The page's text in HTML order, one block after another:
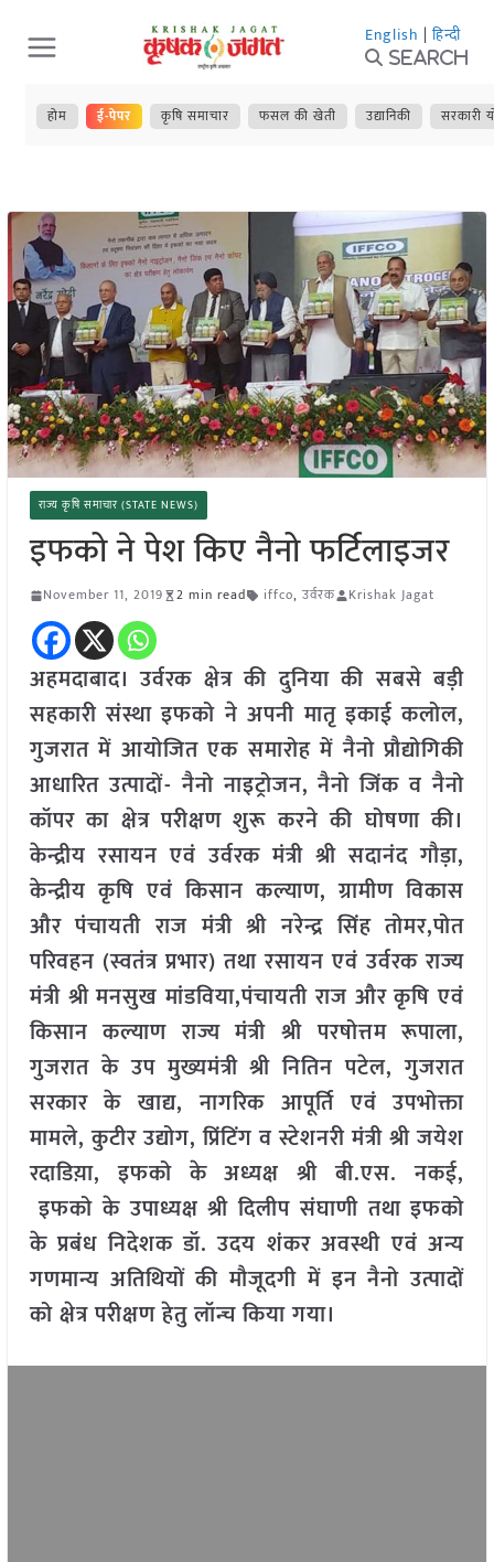
Skip
to
content
English | हिन्दी
Search
होम ई-पेपर कृषि समाचार फसल की खेती उद्यानिकी सरकारी
राज्य कृषि समाचार (STATE NEWS)
इफको ने पेश किए नैनो फर्टिलाइजर
November 11, 2019 2 min read iffco, उर्वरक Krishak Jagat
अहमदाबाद। उर्वरक क्षेत्र की दुनिया की सबसे बड़ी
सहकारी संस्था इफको ने अपनी मातृ इकाई कलोल,
गुजरात में आयोजित एक समारोह में नैनो प्रौद्योगिकी
आधारित उत्पादों- नैनो नाइट्रोजन, नैनो जिंक व नैनो
कॉपर का क्षेत्र परीक्षण शुरू करने की घोषणा की।
केन्द्रीय रसायन एवं उर्वरक मंत्री श्री सदानंद गौड़ा,
केन्द्रीय कृषि एवं किसान कल्याण, ग्रामीण विकास
और पंचायती राज मंत्री श्री नरेन्द्र सिंह तोमर,पोत
परिवहन (स्वतंत्र प्रभार) तथा रसायन एवं उर्वरक राज्य
मंत्री श्री मनसुख मांडविया,पंचायती राज और कृषि एवं
किसान कल्याण राज्य मंत्री श्री परषोत्तम रूपाला,
गुजरात के उप मुख्यमंत्री श्री नितिन पटेल, गुजरात
सरकार के खाद्य, नागरिक आपूर्ति एवं उपभोक्ता
मामले, कुटीर उद्योग, प्रिंटिंग व स्टेशनरी मंत्री श्री जयेश
रदाडिय़ा, इफको के अध्यक्ष श्री बी.एस. नकई,
इफको के उपाध्यक्ष श्री दिलीप संघाणी तथा इफको
के प्रबंध निदेशक डॉ. उदय शंकर अवस्थी एवं अन्य
गणमान्य अतिथियों की मौजूदगी में इन नैनो उत्पादों
को क्षेत्र परीक्षण हेतु लॉन्च किया गया।